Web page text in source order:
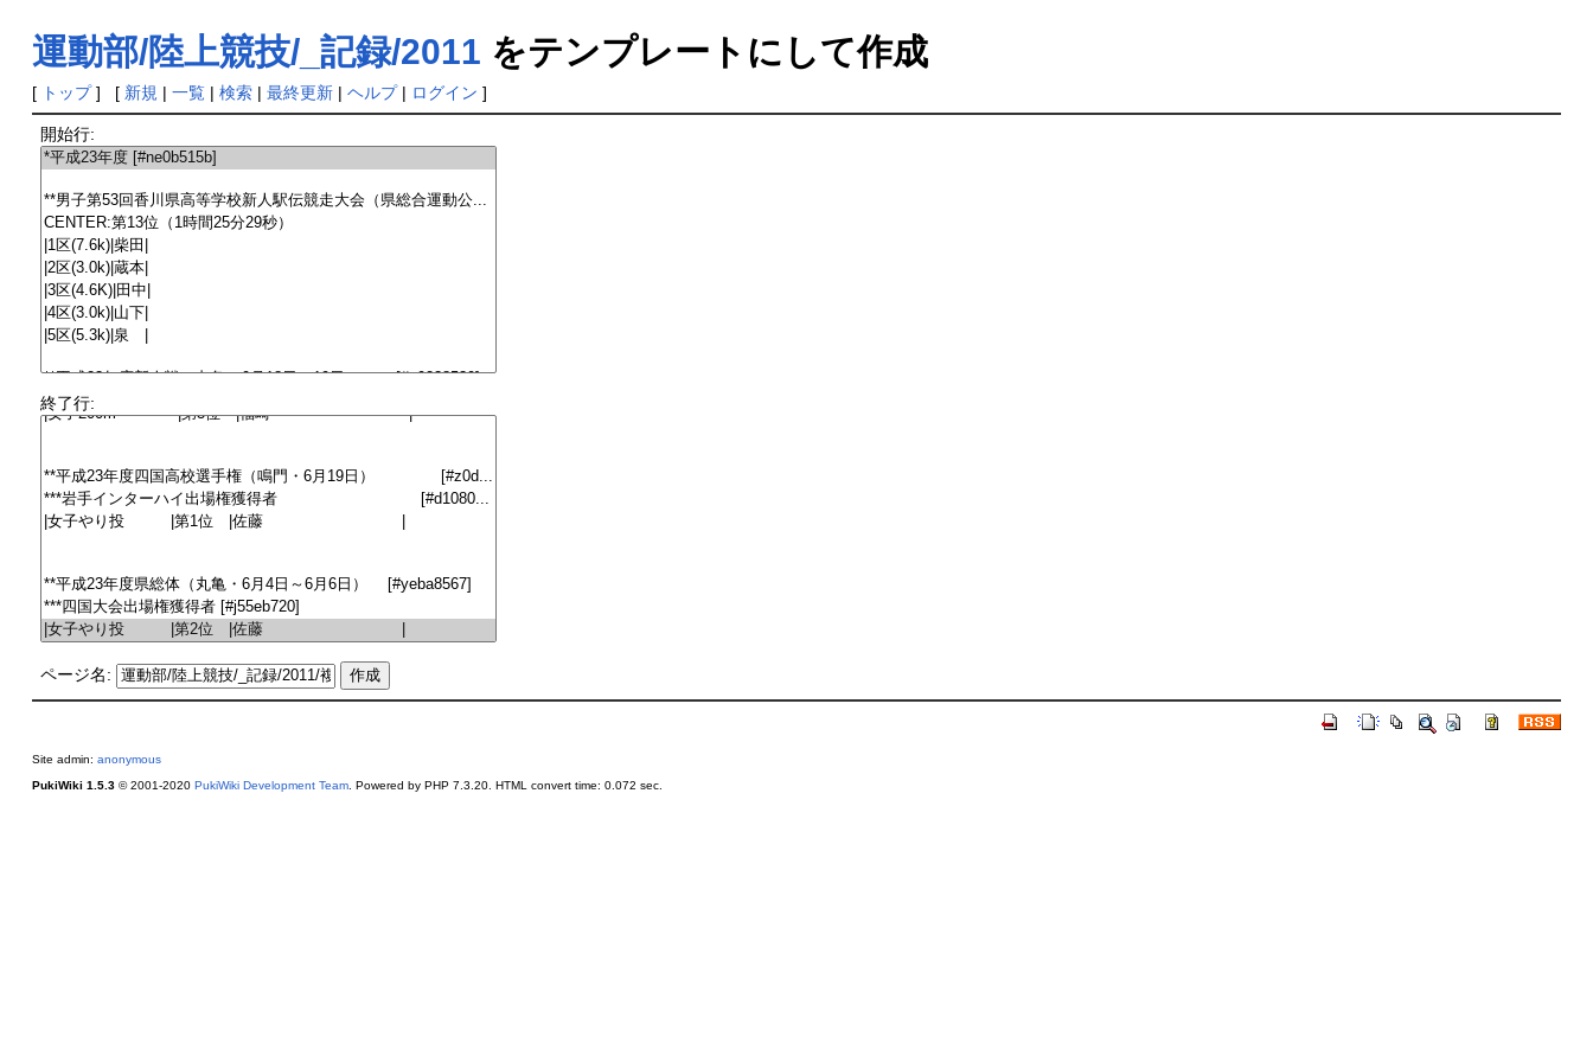
運動部/陸上競技/_記録/2011 をテンプレートにして作成
[ トップ] [ 新規 | 一覧| 検索| 最終更新| ヘルプ| ログイン ]
開始行:
終了行:
ページ名:
Site admin: anonymous
PukiWiki 1.5.3© 2001-2020 PukiWiki Development Team. Powered by PHP 7.3.20. HTML convert time: 0.072 sec.